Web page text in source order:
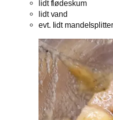
lidt flødeskum
lidt vand
evt. lidt